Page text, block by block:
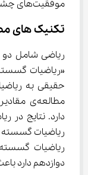
موفقیت‌های چشمگیری برسند.
تکنیک های
ریاضی شامل
مطالعه‌ی
ریاضیات
دوازدهم دارد